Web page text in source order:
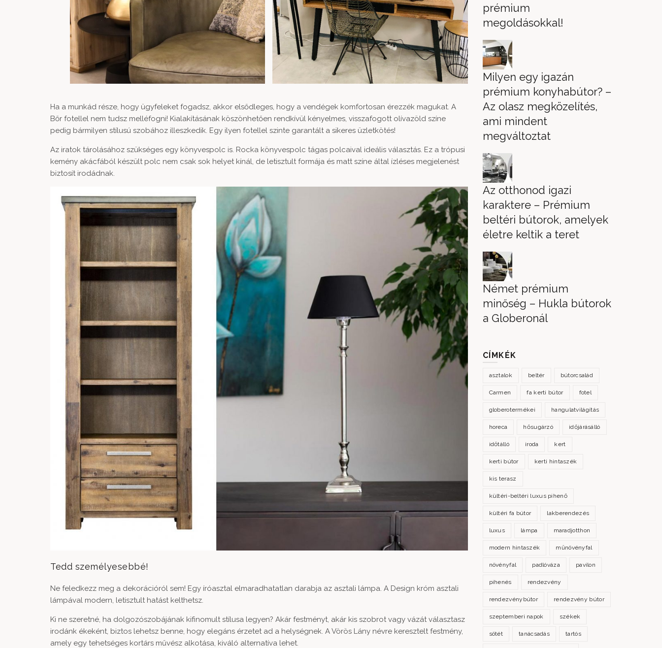
Ha a munkád része, hogy ügyfeleket fogadsz, akkor elsődleges, hogy a vendégek komfortosan érezzék magukat. A
Bőr fotellel nem tudsz melléfogni! Kialakításának köszönhetően rendkívül kényelmes, visszafogott olívazöld színe
pedig bármilyen stílusú szobához illeszkedik. Egy ilyen fotellel szinte garantált a sikeres üzletkötés!
Az iratok tárolásához szükséges egy könyvespolc is. Rocka könyvespolc tágas polcaival ideális választás. Ez a trópusi
kemény akácfából készült polc nem csak sok helyet kínál, de letisztult formája és matt színe által ízléses megjelenést
biztosít irodádnak.
Tedd személyesebbé!
Ne feledkezz meg a dekorációról sem! Egy íróasztal elmaradhatatlan darabja az asztali lámpa. A Design króm asztali
lámpával modern, letisztult hatást kelthetsz.
Ki ne szeretné, ha dolgozószobájának kifinomult stílusa legyen? Akár festményt, akár kis szobrot vagy vázát választasz
irodánk ékeként, biztos lehetsz benne, hogy elegáns érzetet ad a helységnek. AVörös Lány névre keresztelt festmény,
amely egy tehetséges kortárs művész alkotása, kiváló alternatíva lehet.
prémium
megoldásokkal!
Milyen egy igazán
prémium konyhabútor? –
Az olasz megközelítés,
ami mindent
megváltoztat
Az otthonod igazi
karaktere – Prémium
beltéri bútorok, amelyek
életre keltik a teret
Német prémium
minőség – Hukla bútorok
a Globeronál
CÍMKÉK
asztalok beltér bútorcsalád
Carmen fa kerti bútor fotel
globerotermékei hangulatvilágítás
horeca hősugárzó időjárásálló
időtálló iroda kert
kerti bútor kerti hintaszék
kis terasz
kültéri-beltéri luxus pihenő
kültéri fa bútor lakberendezés
luxus lámpa maradjotthon
modern hintaszék műnövényfal
növényfal padlóváza pavilon
pihenés rendezvény
rendezvénybútor rendezvény bútor
szeptemberi napok székek
sötét tanácsadás tartós